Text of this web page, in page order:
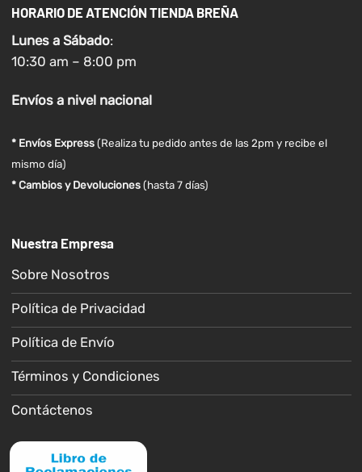
HORARIO DE ATENCIÓN TIENDA BREÑA
Lunes a Sábado:
10:30 am – 8:00 pm
Envíosa nivel nacional
* Envíos Express(Realiza tu pedido antes de las 2pm y recibe el
mismo día)
* Cambios y Devoluciones (hasta 7 días)
Nuestra Empresa
Sobre Nosotros
Política de Privacidad
Política de Envío
Términos y Condiciones
Contáctenos